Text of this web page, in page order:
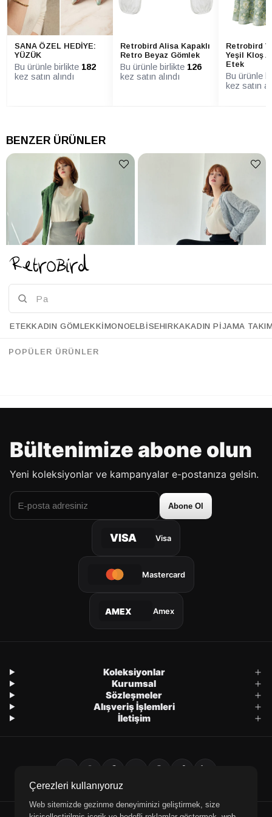
ETEK Yaş
Grubu
ETEK Yıkama
Talimatı
Hassas yıkama programında yıkayın
(30°C - 40°C). Ağartıcı kullanmayın.
Nazikçe kurutun, kurutma makinesinde
kurutmayın. Ütü yapmak isterseniz
(gerekli olmamalıdır), buharla veya ürün
SANA ÖZEL HEDİYE:
YÜZÜK
Bu ürünle birlikte 182
kez satın alındı
Retrobird Alisa Kapaklı
Retro Beyaz Gömlek
Bu ürünle birlikte 126
kez satın alındı
Retrobird
Yeşil Kloş
Etek
Bu ürünle
kez satın
BENZER ÜRÜNLER
54.90 USD
95.90 USD
Bültenimize abone olun
Yeni koleksiyonlar ve kampanyalar e-postanıza gelsin.
Abone Ol
VISA Visa
Mastercard
AMEX Amex
Koleksiyonlar
Kurumsal
Sözleşmeler
Alışveriş İşlemleri
İletişim
Çerezleri kullanıyoruz
Web sitemizde gezinme deneyiminizi geliştirmek, size
ETEKKADIN GÖMLEKKIMONOELBISEHIRKAKADIN PIJAMA
POPÜLER ÜRÜNLER